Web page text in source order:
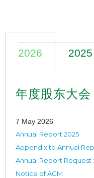
2026 2025
年度股东大会
7 May 2026
Annual Report 2025
Appendix to Annual
Annual Report Request
Notice of AGM